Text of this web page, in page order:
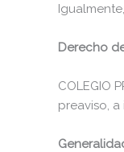
Derecho
COLEGIO
preaviso,